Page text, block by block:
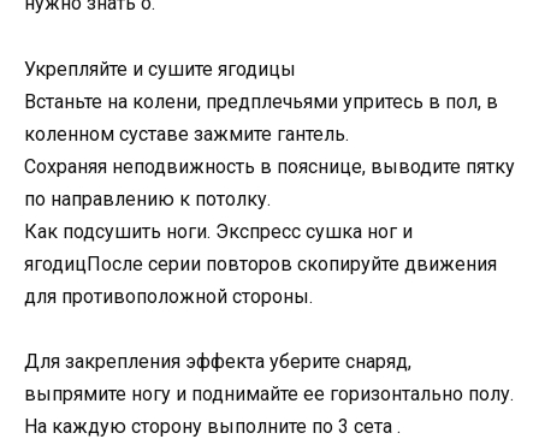
Укрепляйте и сушите ягодицы
Встаньте на колени, предплечьями упритесь в пол, в
коленном суставе зажмите гантель.
Сохраняя неподвижность в пояснице, выводите пятку
по направлению к потолку.
Как подсушить ноги. Экспресс сушка ног и
ягодицПосле серии повторов скопируйте движения
для противоположной стороны.
Для закрепления эффекта уберите снаряд,
выпрямите ногу и поднимайте ее горизонтально полу.
На каждую сторону выполните по 3 сета .